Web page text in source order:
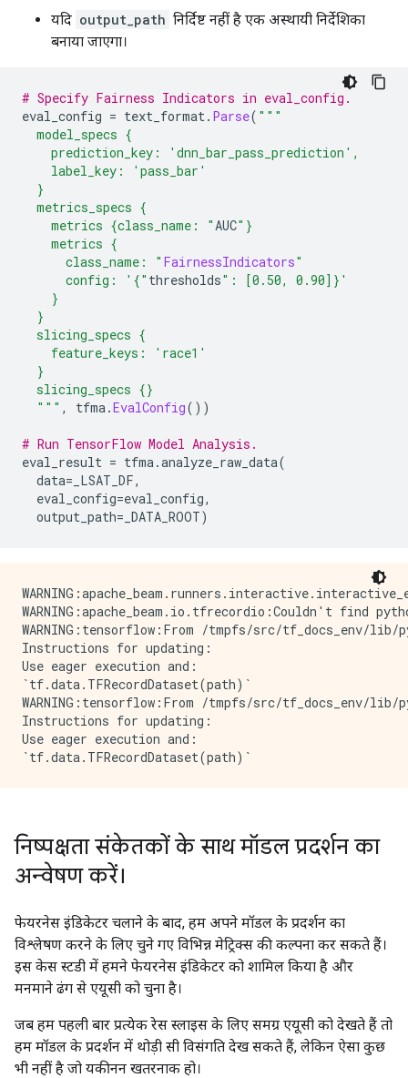
यदि output_path निर्दिष्ट नहीं है एक अस्थायी निर्देशिका
बनाया जाएगा।
# Specify Fairness Indicators in eval_config.
eval_config = text_format. Parse( """
model_specs {
prediction_key: 'dnn_bar_pass_prediction',
label_key: 'pass_bar'
}
metrics_specs {
metrics {class_name: "AUC"}
metrics {
class_name: " FairnessIndicators"
config: '{" thresholds": [0.50, 0.90]}'
}
}
slicing_specs {
feature_keys: 'race1'
}
slicing_specs {}
""" , tfma.EvalConfig())
# Run TensorFlow Model Analysis.
eval_result = tfma.analyze_raw_data(
data= _LSAT_DF,
eval_config=eval_config,
output_path= _DATA_ROOT)
WARNING:apache_beam.io.tfrecordio:Couldn't find
WARNING:tensorflow:From /tmpfs/src/
Instructions for updating:
Use eager execution and:
`tf.data.TFRecordDataset(path)`
WARNING:tensorflow:From /tmpfs/src/
Instructions for updating:
Use eager execution and:
निष्पक्षता संकेतकों के साथ मॉडल प्रदर्शन का
अन्वेषण करें।
फेयरनेस इंडिकेटर चलाने के बाद, हम अपने मॉडल के प्रदर्शन का
विश्लेषण करने के लिए चुने गए विभिन्न मेट्रिक्स की कल्पना कर सकते हैं।
इस केस स्टडी में हमने फेयरनेस इंडिकेटर को शामिल किया है और
मनमाने ढंग से एयूसी को चुना है।
जब हम पहली बार प्रत्येक रेस स्लाइस के लिए समग्र एयूसी को देखते हैं तो
हम मॉडल के प्रदर्शन में थोड़ी सी विसंगति देख सकते हैं, लेकिन ऐसा कुछ
भी नहीं है जो यकीनन खतरनाक हो।